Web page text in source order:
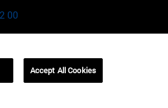
00
Vista BrasilAccept All Cookies